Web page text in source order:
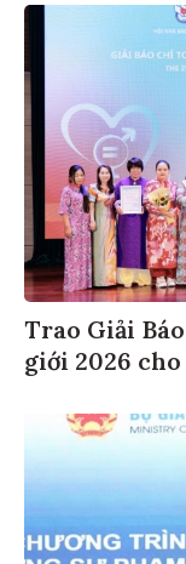
Trao Giải
giới 2026